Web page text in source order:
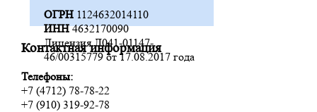
ОГРН 1124632014110
ИНН4632170090
Лицензия Л041-01147-
46/00315779 от 17.08.2017 года
Контактная информация
Телефоны:
+7 (4712) 78-78-22
+7 (910) 319-92-78